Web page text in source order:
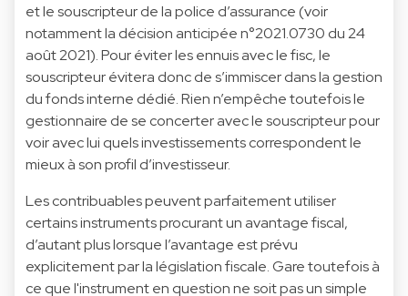
et le souscripteur de la police d’assurance (voir
notamment la décision anticipée n°2021.0730 du 24
août 2021). Pour éviter les ennuis avec le fisc, le
souscripteur évitera donc de s’immiscer dans la gestion
du fonds interne dédié. Rien n’empêche toutefois le
gestionnaire de se concerter avec le souscripteur pour
voir avec lui quels investissements correspondent le
mieux à son profil d’investisseur.
Les contribuables peuvent parfaitement utiliser
certains instruments procurant un avantage fiscal,
d’autant plus lorsque l’avantage est prévu
explicitement par la législation fiscale. Gare toutefois à
ce que l'instrument en question ne soit pas un simple